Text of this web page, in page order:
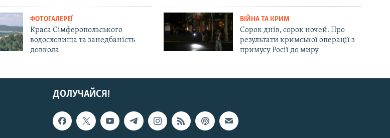
ФОТОГАЛЕРЕЇ
Краса Сімферопольського
водосховища та занедбаність
довкола
ВІЙНА ТА КРИМ
Сорок днів, сорок ночей. Про
результати кримської операції з
примусу Росії до миру
ДОЛУЧАЙСЯ!